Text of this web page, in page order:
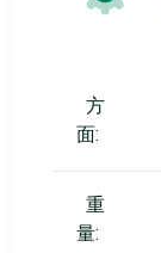
方
面:
重
量: